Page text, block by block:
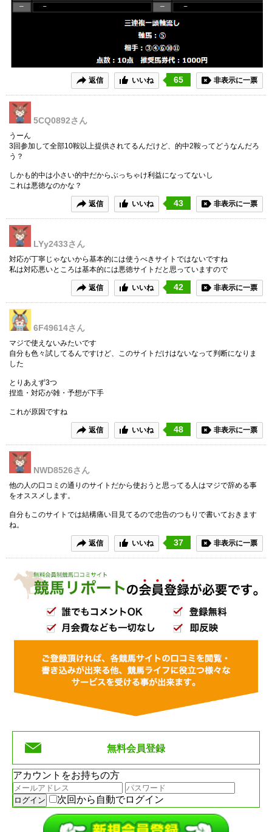
返信 いいね 65 非表示に一票
5CQ0892さん
うーん
3回参加して全部10鞍以上提供されてるんだけど、的中2鞍ってどうなんだろ
う？
しかも的中は小さい的中だからぶっちゃけ利益になってないし
これは悪徳なのかな？
返信 いいね 43 非表示に一票
LYy2433さん
対応が丁寧じゃないから基本的には使うべきサイトではないですね
私は対応悪いところは基本的には悪徳サイトだと思っていますので
返信 いいね 42 非表示に一票
6F49614さん
マジで使えないみたいです
自分も色々試してるんですけど、このサイトだけはないなって判断になりま
した
とりあえず3つ
捏造・対応が雑・予想が下手
これが原因ですね
返信 いいね 48 非表示に一票
NWD8526さん
他の人の口コミの通りのサイトだから使おうと思ってる人はマジで辞める事
をオススメします。
自分もこのサイトでは結構痛い目見てるので忠告のつもりで書いておきます
ね。
返信 いいね 37 非表示に一票
無料会員登録
アカウントをお持ちの方
次回から自動でログイン